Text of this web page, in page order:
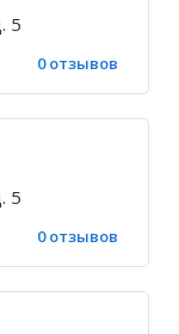
5
0 отзывов
5
0 отзывов